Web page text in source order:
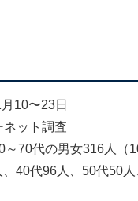
10〜23日
ット調査
～70代の男女316人（
40代96人、50代50